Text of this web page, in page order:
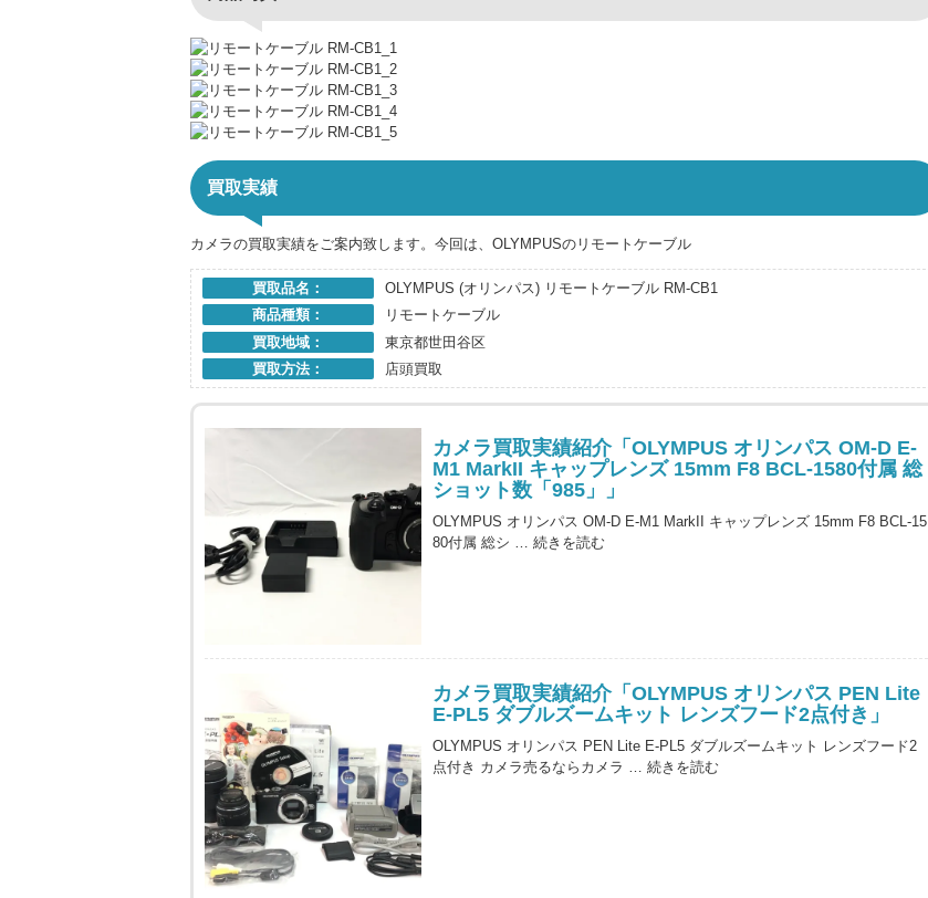
買取実績
カメラの買取実績をご案内致します。今回は、OLYMPUSのリモートケーブル
買取品名：
OLYMPUS (オリンパス) リモートケーブル RM-CB1
商品種類：
リモートケーブル
買取地域：
東京都世田谷区
買取方法：
店頭買取
カメラ買取実績紹介「OLYMPUS オリンパス OM-D E-
M1 MarkII キャップレンズ 15mm F8 BCL-1580付属 総
ショット数「985」」
OLYMPUS オリンパス OM-D E-M1 MarkII キャップレンズ 15mm F8 BCL-15
80付属 総シ …続きを読む
カメラ買取実績紹介「OLYMPUS オリンパス PEN Lite
E-PL5 ダブルズームキット レンズフード2点付き」
OLYMPUS オリンパス PEN Lite E-PL5 ダブルズームキット レンズフード2
点付き カメラ売るならカメラ …続きを読む